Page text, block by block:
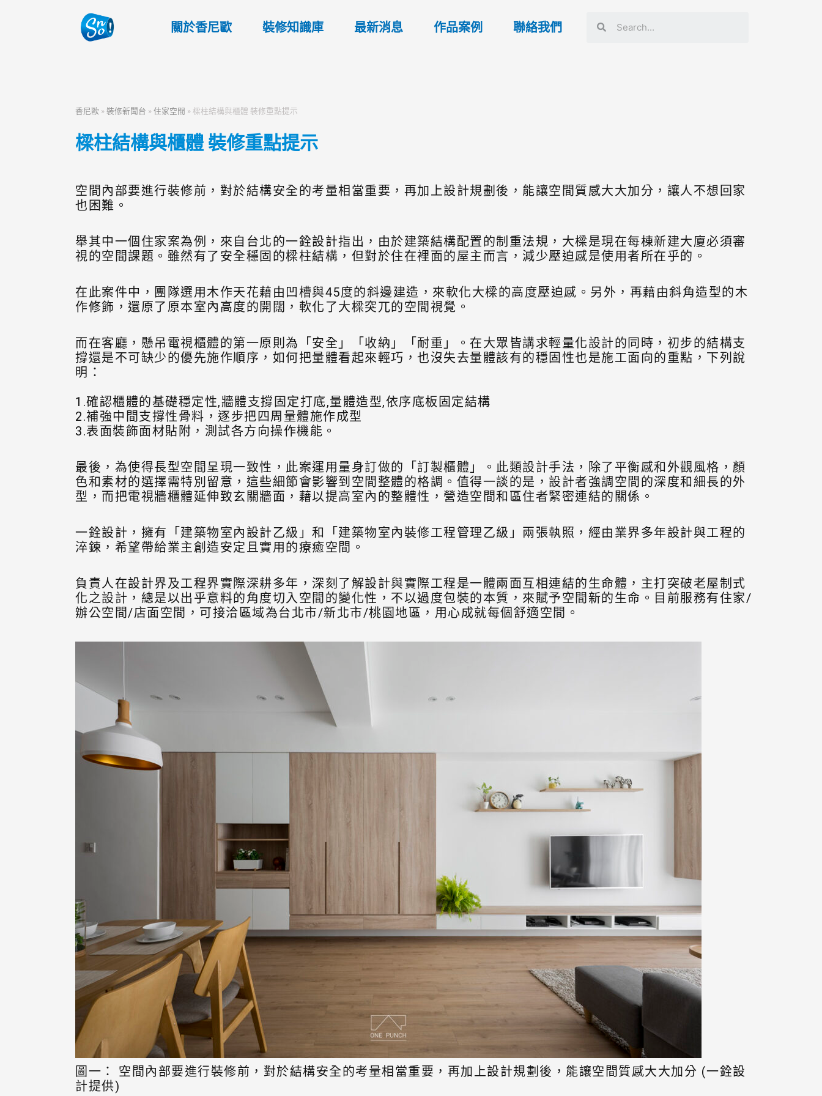
關於香尼歐 裝修知識庫 最新消息 作品案例 聯絡我們
香尼歐 »裝修新聞台 »住家空間 »樑柱結構與櫃體 裝修重點提示
樑柱結構與櫃體 裝修重點提示
空間內部要進行裝修前，對於結構安全的考量相當重要，再加上設計規劃後，能讓空間質感大大加分，讓人不想回家
也困難。
舉其中一個住家案為例，來自台北的一銓設計指出，由於建築結構配置的制重法規，大樑是現在每棟新建大廈必須審
視的空間課題。雖然有了安全穩固的樑柱結構，但對於住在裡面的屋主而言，減少壓迫感是使用者所在乎的。
在此案件中，團隊選用木作天花藉由凹槽與45度的斜邊建造，來軟化大樑的高度壓迫感。另外，再藉由斜角造型的木
作修飾，還原了原本室內高度的開闊，軟化了大樑突兀的空間視覺。
而在客廳，懸吊電視櫃體的第一原則為「安全」「收納」「耐重」。在大眾皆講求輕量化設計的同時，初步的結構支
撐還是不可缺少的優先施作順序，如何把量體看起來輕巧，也沒失去量體該有的穩固性也是施工面向的重點，下列說
明：
1.確認櫃體的基礎穩定性,牆體支撐固定打底,量體造型,依序底板固定結構
2.補強中間支撐性骨料，逐步把四周量體施作成型
3.表面裝飾面材貼附，測試各方向操作機能。
最後，為使得長型空間呈現一致性，此案運用量身訂做的「訂製櫃體」。此類設計手法，除了平衡感和外觀風格，顏
色和素材的選擇需特別留意，這些細節會影響到空間整體的格調。值得一談的是，設計者強調空間的深度和細長的外
型，而把電視牆櫃體延伸致玄關牆面，藉以提高室內的整體性，營造空間和區住者緊密連結的關係。
一銓設計，擁有「建築物室內設計乙級」和「建築物室內裝修工程管理乙級」兩張執照，經由業界多年設計與工程的
淬鍊，希望帶給業主創造安定且實用的療癒空間。
負責人在設計界及工程界實際深耕多年，深刻了解設計與實際工程是一體兩面互相連結的生命體，主打突破老屋制式
化之設計，總是以出乎意料的角度切入空間的變化性，不以過度包裝的本質，來賦予空間新的生命。目前服務有住家/
辦公空間/店面空間，可接洽區域為台北市/新北市/桃園地區，用心成就每個舒適空間。
圖一： 空間內部要進行裝修前，對於結構安全的考量相當重要，再加上設計規劃後，能讓空間質感大大加分 (一銓設
計提供)